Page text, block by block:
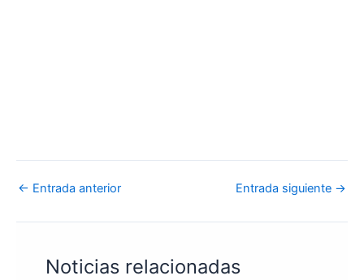
← Entrada anterior Entrada siguiente →
Noticias relacionadas